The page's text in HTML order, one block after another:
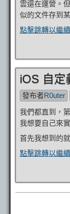
雲還在運營。
似的文件存到
點擊跳轉以繼
iOS 自定
發布者R0uter
我們都直到，
我想要自己來
首先我想到的
點擊跳轉以繼